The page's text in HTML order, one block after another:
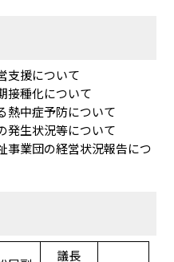
支援について
接種化について
中症予防について
生状況等について
業団の経営状況報告につ
議長